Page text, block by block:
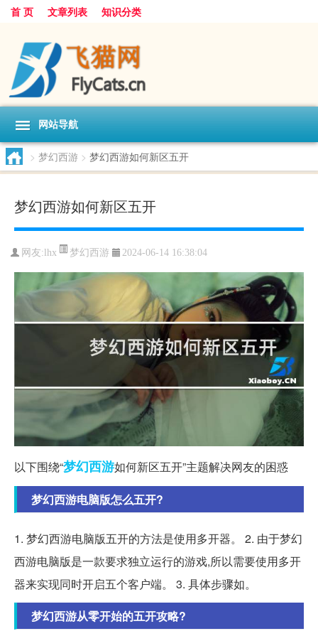
首 页 文章列表 知识分类
网站导航
> 梦幻西游 > 梦幻西游如何新区五开
梦幻西游如何新区五开
网友:lhx 梦幻西游 2024-06-14 16:38:04
以下围绕“梦幻西游如何新区五开”主题解决网友的困惑
梦幻西游电脑版怎么五开?
1. 梦幻西游电脑版五开的方法是使用多开器。 2. 由于梦幻
西游电脑版是一款要求独立运行的游戏,所以需要使用多开
器来实现同时开启五个客户端。 3. 具体步骤如。
梦幻西游从零开始的五开攻略?